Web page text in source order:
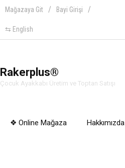
Mağazaya Git Bayi Girişi
⇆ English
Rakerplus®
Çocuk Ayakkabı Üretim ve Toptan Satışı
❖ Online Mağaza Hakkımızda